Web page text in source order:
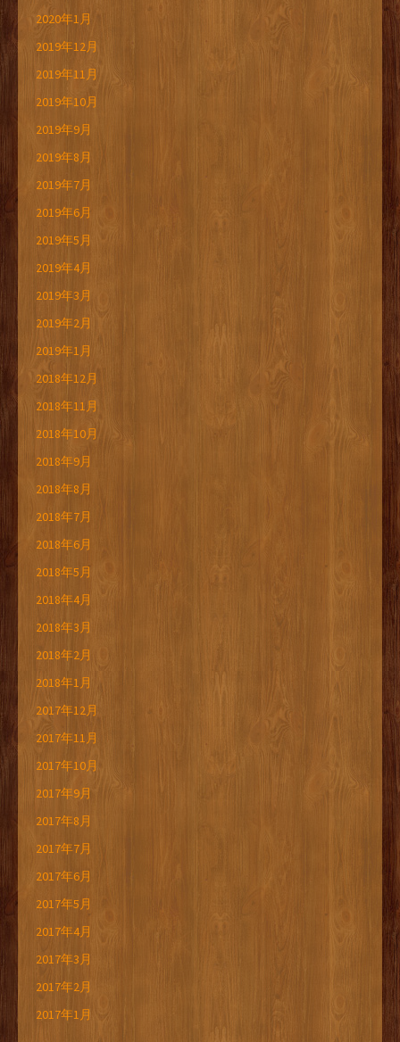
2020年1月
2019年12月
2019年11月
2019年10月
2019年9月
2019年8月
2019年7月
2019年6月
2019年5月
2019年4月
2019年3月
2019年2月
2019年1月
2018年12月
2018年11月
2018年10月
2018年9月
2018年8月
2018年7月
2018年6月
2018年5月
2018年4月
2018年3月
2018年2月
2018年1月
2017年12月
2017年11月
2017年10月
2017年9月
2017年8月
2017年7月
2017年6月
2017年5月
2017年4月
2017年3月
2017年2月
2017年1月